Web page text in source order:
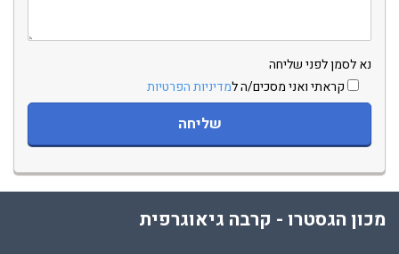
נא לסמן לפני שליחה
קראתי ואני מסכים/ה למדיניות הפרטיות
מכון הגסטרו - קרבה גיאוגרפית